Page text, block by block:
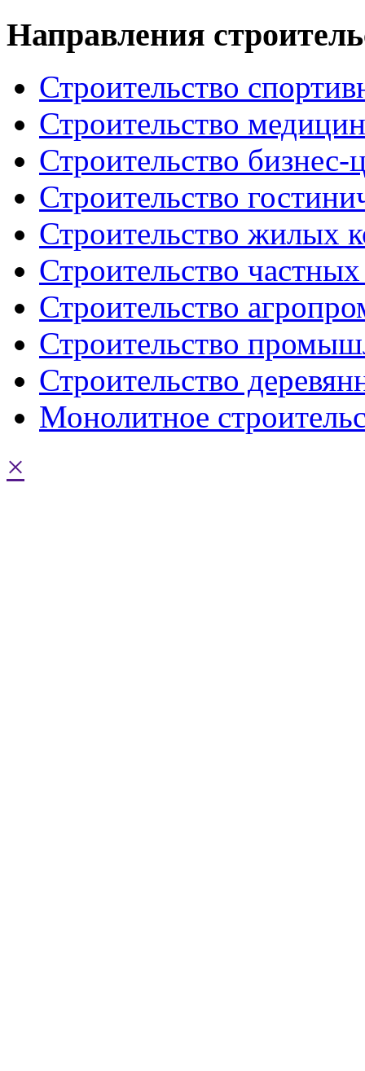
Направления
Строительство
Строительство
Строительство бизнес-
Строительство
Строительство жилых
Строительство
Строительство
Строительство
Строительство
Монолитное
×